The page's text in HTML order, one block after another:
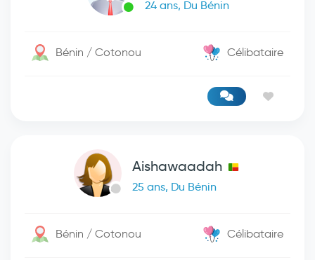
24 ans, Du Bénin
Bénin / Cotonou Célibataire
Aishawaadah
25 ans, Du Bénin
Bénin / Cotonou Célibataire